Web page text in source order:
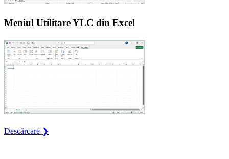
Meniul Utilitare YLC din Excel
Descărcare ❯